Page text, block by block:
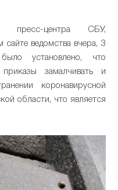
пресс-центра СБУ,
ведомства вчера, 3
установлено, что
приказы замалчивать и
коронавирусной
области, что является